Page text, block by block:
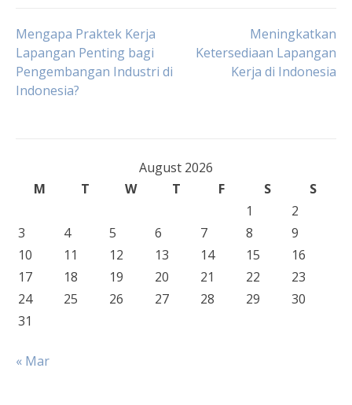
Post
navigation
Mengapa Praktek Kerja
Lapangan Penting bagi
Pengembangan Industri di
Indonesia?
Meningkatkan
Ketersediaan Lapangan
Kerja di Indonesia
August 2026
M
T W T F S
S
1
2
3
4 5 6 7 8
9
10
11 12 13 14 15
16
17
18 19 20 21 22
23
24
25 26 27 28 29
30
31
« Mar